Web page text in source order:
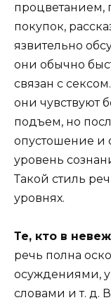
процветанием,
покупок,
язвительно
они обычно
связан с
они чувствуют
подъем, но
опустошение и
уровень
Такой стиль
уровнях.
Те, кто в
речь полна
осуждениями,
словами и т. д.